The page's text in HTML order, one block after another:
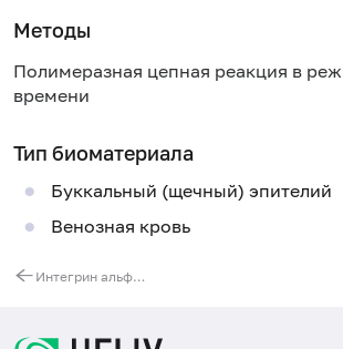
Методы
Полимеразная цепная реакция в
времени
Тип биоматериала
Буккальный (щечный) эпителий
Венозная кровь
Интегрин альфа-2 (гликопротеин Ia/IIa тромбоцитов) (ITGA2). Выявление мутации C807T (нарушение синтеза белка)